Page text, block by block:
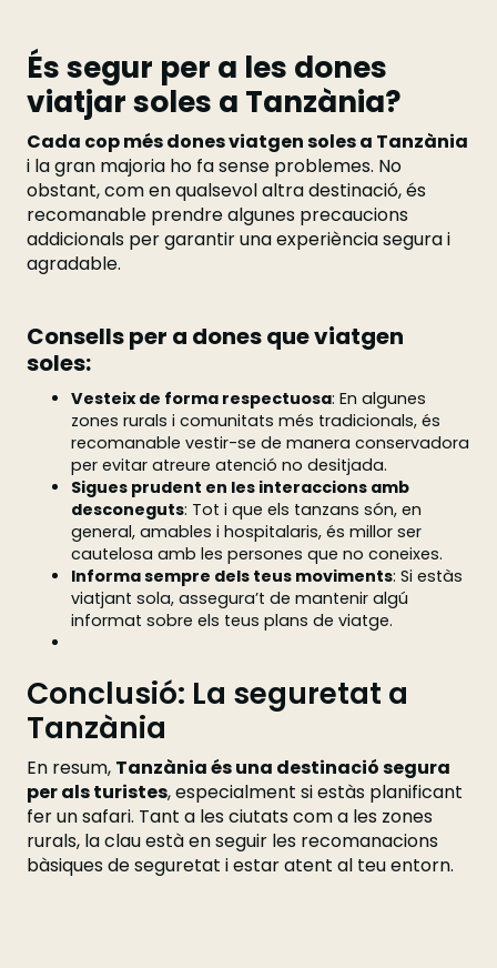
És segur per a les dones
viatjar soles a Tanzània?
Cada cop més dones viatgen soles a Tanzània
i la gran majoria ho fa sense problemes. No
obstant, com en qualsevol altra destinació, és
recomanable prendre algunes precaucions
addicionals per garantir una experiència segura i
agradable.
Consells per a dones que viatgen
soles:
Vesteix de forma respectuosa: En algunes
zones rurals i comunitats més tradicionals, és
recomanable vestir-se de manera conservadora
per evitar atreure atenció no desitjada.
Sigues prudent en les interaccions amb
desconeguts: Tot i que els tanzans són, en
general, amables i hospitalaris, és millor ser
cautelosa amb les persones que no coneixes.
Informa sempre dels teus moviments: Si estàs
viatjant sola, assegura’t de mantenir algú
informat sobre els teus plans de viatge.
Conclusió: La seguretat a
Tanzània
En resum, Tanzània és una destinació segura
per als turistes, especialment si estàs planificant
fer un safari. Tant a les ciutats com a les zones
rurals, la clau està en seguir les recomanacions
bàsiques de seguretat i estar atent al teu entorn.